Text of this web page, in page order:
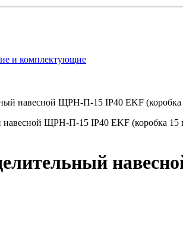
и комплектующие
навесной ЩРН-П-15 IP40 EKF